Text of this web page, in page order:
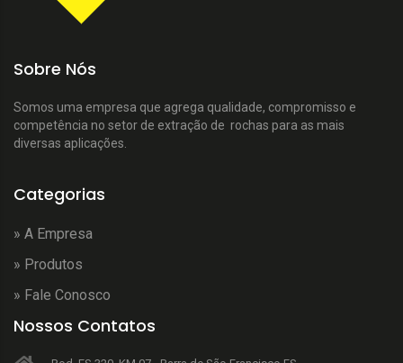
Sobre Nós
Somos uma empresa que agrega qualidade, compromisso e
competência no setor de extração de rochas para as mais
diversas aplicações.
Categorias
» A Empresa
» Produtos
» Fale Conosco
Nossos Contatos